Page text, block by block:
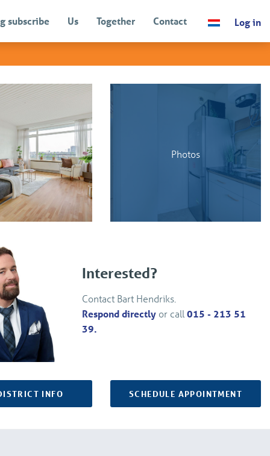
subscribe Us Together Contact Log in
BACK
Photos
Interested?
Contact Bart Hendriks.
Respond directly or call015 - 213 51
39.
INFO SCHEDULE APPOINTMENT